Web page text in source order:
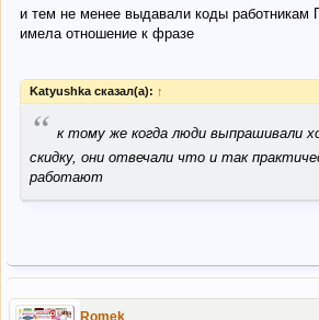
и тем не менее выдавали коды работникам
имела отношение к фразе
Katyushka сказал(а): ↑
“ к тому же когда люди выпрашивали
скидку, они отвечали что и так
работают
Romek